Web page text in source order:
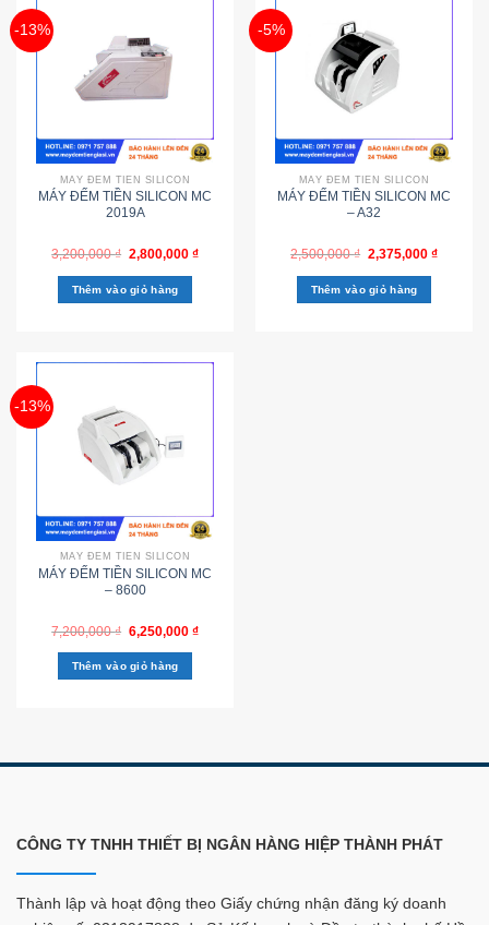
-13%
MÁY ĐẾM TIỀN SILICON
MÁY ĐẾM TIỀN SILICON MC
2019A
3,200,000₫ 2,800,000 ₫
Thêm vào giỏ hàng
-5%
MÁY ĐẾM TIỀN SILICON
MÁY ĐẾM TIỀN SILICON MC
– A32
2,500,000₫ 2,375,000 ₫
Thêm vào giỏ hàng
-13%
MÁY ĐẾM TIỀN SILICON
MÁY ĐẾM TIỀN SILICON MC
– 8600
7,200,000₫ 6,250,000 ₫
Thêm vào giỏ hàng
CÔNG TY TNHH THIẾT BỊ NGÂN HÀNG HIỆP THÀNH PHÁT
Thành lập và hoạt động theo Giấy chứng nhận đăng ký doanh